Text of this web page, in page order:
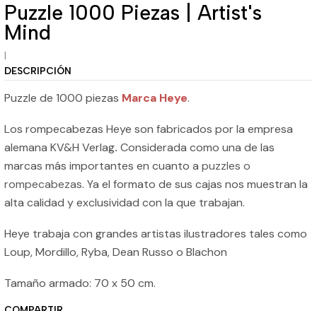
Puzzle 1000 Piezas | Artist's
Mind
DESCRIPCIÓN
Puzzle de 1000 piezas Marca Heye.
Los rompecabezas Heye son fabricados por la empresa
alemana KV&H Verlag. Considerada como una de las
marcas más importantes en cuanto a puzzles o
rompecabezas. Ya el formato de sus cajas nos muestran la
alta calidad y exclusividad con la que trabajan.
Heye trabaja con grandes artistas ilustradores tales como
Loup, Mordillo, Ryba, Dean Russo o Blachon
Tamaño armado: 70 x 50 cm.